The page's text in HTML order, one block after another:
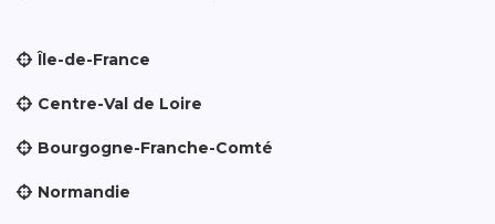
Île-de-France
Centre-Val de Loire
Bourgogne-Franche-Comté
Normandie